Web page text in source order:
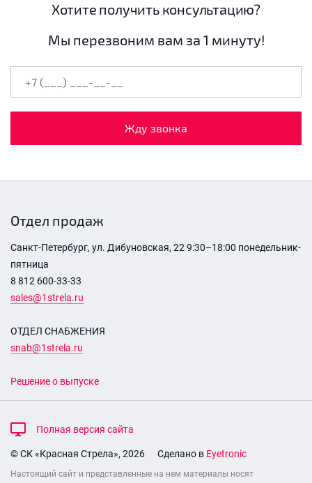
Хотите получить консультацию?
Мы перезвоним вам за 1 минуту!
Жду звонка
Отдел продаж
Санкт-Петербург, ул. Дибуновская, 22 9:30–18:00 понедельник-
пятница
8 812 600-33-33
sales@1strela.ru
ОТДЕЛ СНАБЖЕНИЯ
snab@1strela.ru
Решение о выпуске
Полная версия сайта
© СК «Красная Стрела», 2026 Сделано в Eyetronic
Настоящий сайт и представленные на нем материалы носят